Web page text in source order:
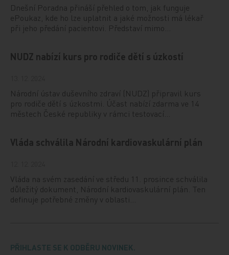
Dnešní Poradna přináší přehled o tom, jak funguje
ePoukaz, kde ho lze uplatnit a jaké možnosti má lékař
při jeho předání pacientovi. Představí mimo…
NUDZ nabízí kurs pro rodiče dětí s úzkostí
Národní ústav duševního zdraví (NUDZ) připravil kurs
pro rodiče dětí s úzkostmi. Účast nabízí zdarma ve 14
městech České republiky v rámci testovací…
Vláda schválila Národní kardiovaskulární plán
Vláda na svém zasedání ve středu 11. prosince schválila
důležitý dokument, Národní kardiovaskulární plán. Ten
definuje potřebné změny v oblasti…
PŘIHLASTE SE K ODBĚRU NOVINEK.